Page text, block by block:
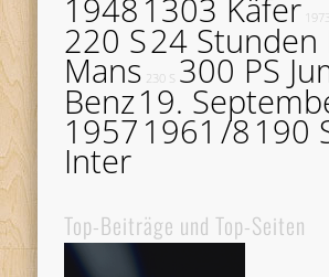
1948 1303 Käfer 1973
220 S24 Stunden
Mans 230 S 300 PS
Benz19.
1957 1961 /8 190
Inter
Top-Beiträge und Top-Seiten